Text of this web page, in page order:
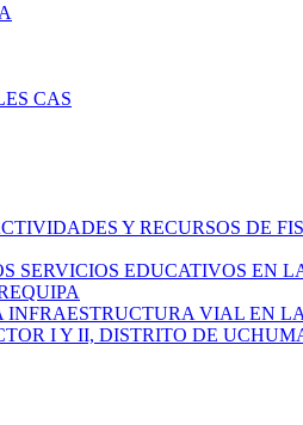
CAS
Y RECURSOS DE
SERVICIOS EDUCATIVOS EN
INFRAESTRUCTURA VIAL EN
I Y II, DISTRITO DE